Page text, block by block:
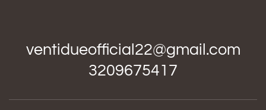
ventidueofficial22@gmail.com
3209675417